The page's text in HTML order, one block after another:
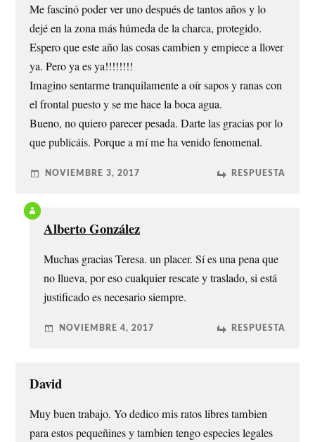
Me fascinó poder ver uno después de tantos años y lo
dejé en la zona más húmeda de la charca, protegido.
Espero que este año las cosas cambien y empiece a llover
ya. Pero ya es ya!!!!!!!!
Imagino sentarme tranquilamente a oír sapos y ranas con
el frontal puesto y se me hace la boca agua.
Bueno, no quiero parecer pesada. Darte las gracias por lo
que publicáis. Porque a mí me ha venido fenomenal.
NOVIEMBRE 3, 2017 RESPUESTA
Alberto González
Muchas gracias Teresa. un placer. Sí es una pena que
no llueva, por eso cualquier rescate y traslado, si está
justificado es necesario siempre.
NOVIEMBRE 4, 2017 RESPUESTA
David
Muy buen trabajo. Yo dedico mis ratos libres tambien
para estos pequeñines y tambien tengo especies legales